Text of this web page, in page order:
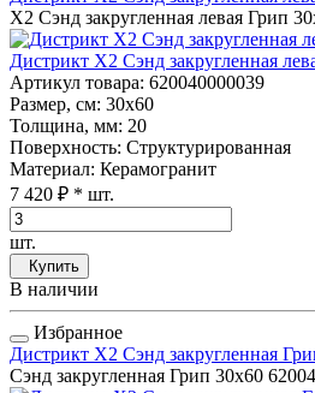
Х2 Сэнд закругленная левая Грип
Дистрикт Х2 Сэнд закругленная
Артикул товара: 620040000039
Размер, см: 30x60
Толщина, мм: 20
Поверхность: Структурированная
Материал: Керамогранит
7 420 ₽ * шт.
шт.
Купить
В наличии
Избранное
Дистрикт Х2 Сэнд закругленная
Сэнд закругленная Грип 30x60